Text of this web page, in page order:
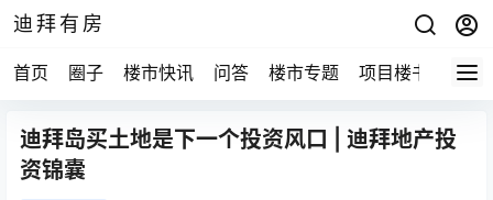
迪拜有房
首页 圈子 楼市快讯 问答 楼市专题 项目楼书
迪拜岛买土地是下一个投资风口 | 迪拜地产投
资锦囊